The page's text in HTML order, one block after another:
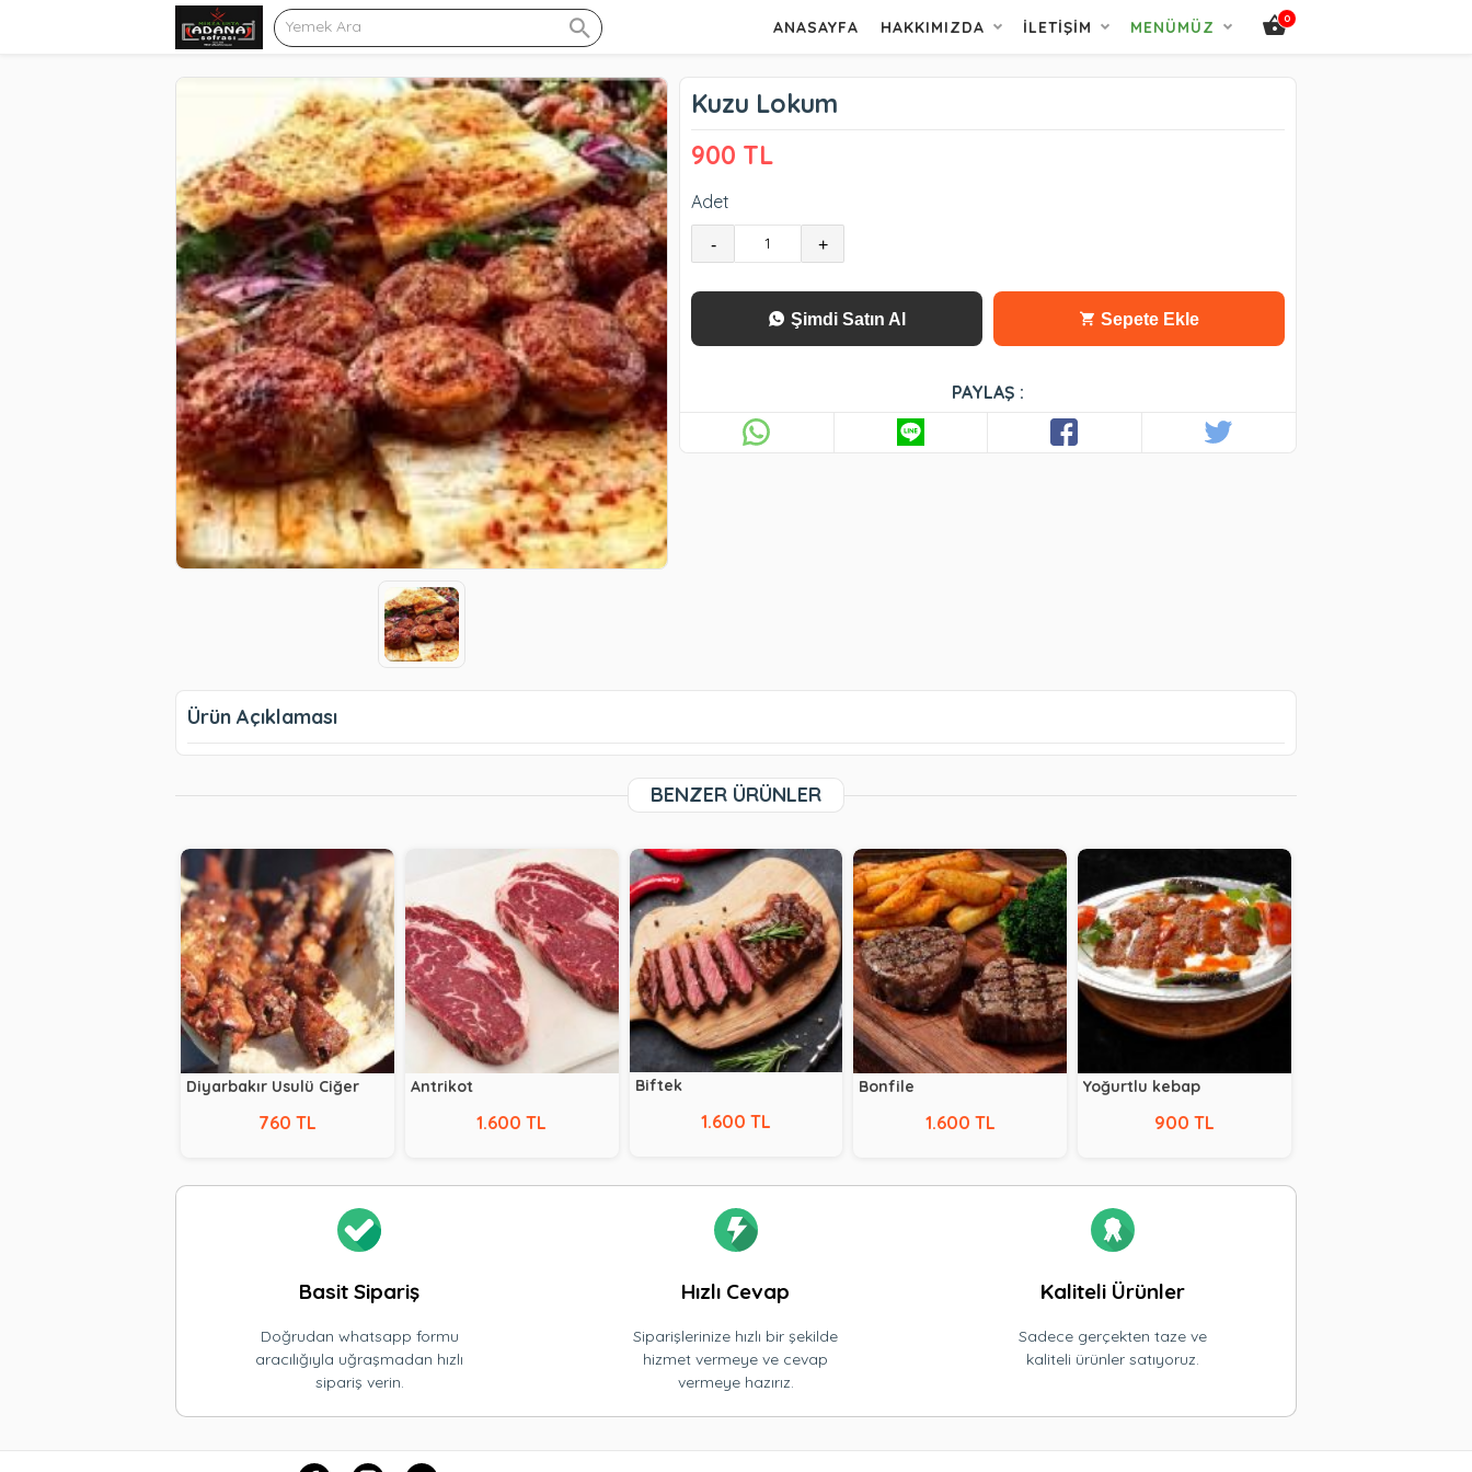
0
ANASAYFA HAKKIMIZDA İLETIŞIM MENÜMÜZ
Kuzu Lokum
900 TL
Adet
- +
Şimdi Satın Al Sepete Ekle
PAYLAŞ :
Ürün Açıklaması
BENZER ÜRÜNLER
Diyarbakır Usulü Ciğer
760 TL
Antrikot
1.600 TL
Biftek
1.600 TL
Bonfile
1.600 TL
Yoğurtlu kebap
900 TL
Basit Sipariş
Doğrudan whatsapp formu
aracılığıyla uğraşmadan hızlı
sipariş verin.
Hızlı Cevap
Siparişlerinize hızlı bir şekilde
hizmet vermeye ve cevap
vermeye hazırız.
Kaliteli Ürünler
Sadece gerçekten taze ve
kaliteli ürünler satıyoruz.